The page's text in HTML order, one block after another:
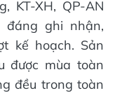
KT-XH, QP-AN
đáng ghi nhận,
kế hoạch. Sản
được mùa toàn
đều trong toàn